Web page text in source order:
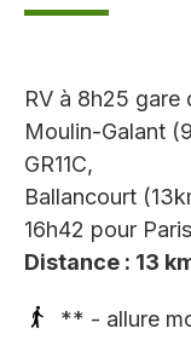
RV à 8h25 gare
Moulin-Galant
GR11C,
Ballancourt
16h42 pour
Distance : 13
** - allure